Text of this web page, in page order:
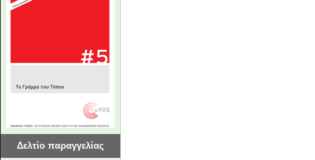
Δελτίο παραγγελίας